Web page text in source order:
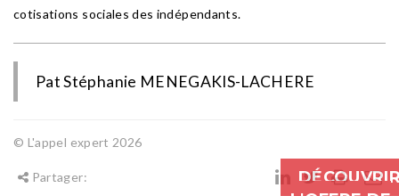
cotisations sociales des indépendants.
Pat Stéphanie MENEGAKIS-LACHERE
© L'appel expert 2026
Partager: